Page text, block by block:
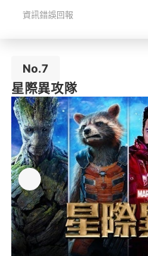
資訊錯誤回報
No.7
星際異攻隊